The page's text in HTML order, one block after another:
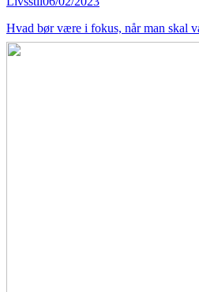
Hvad bør være i fokus, når man skal